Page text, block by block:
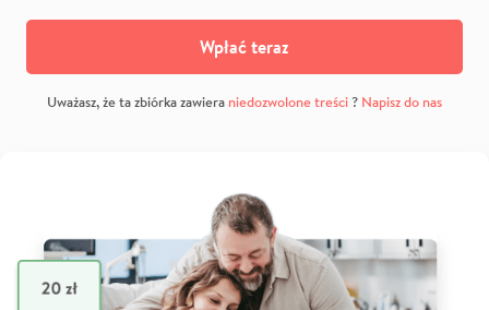
Wpłać teraz
Uważasz, że ta zbiórka zawiera niedozwolone treści? Napisz do nas